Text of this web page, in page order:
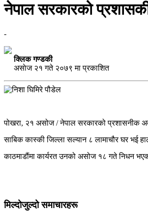
नेपाल सरकारको
-
क्लिक गण्डकी
असाेज २१ गते २०७९ मा प्रकाशित
पोखरा, २१ असोज / नेपाल सरकारको प्रशासनीक
साबिक कास्की जिल्ला सल्यान ८ लामाचौर घर भई
काठमाडौंमा कार्यरत उनको असोज १८ गते निधन
मिल्दोजुल्दो समाचारहरू